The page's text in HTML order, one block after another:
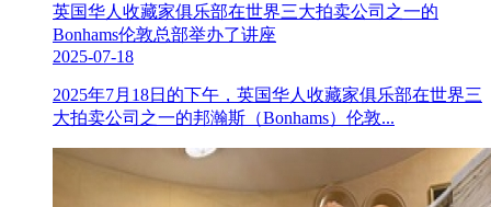
英国华人收藏家俱乐部在世界三大拍卖公司之一的
Bonhams伦敦总部举办了讲座
2025-07-18
2025年7月18日的下午，英国华人收藏家俱乐部在世界三
大拍卖公司之一的邦瀚斯（Bonhams）伦敦...